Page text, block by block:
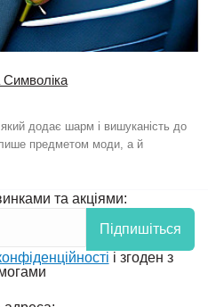
Символіка
додає шарм і вишуканість до
предметом моди, а й
та акціями:
Підпишіться
і згоден з